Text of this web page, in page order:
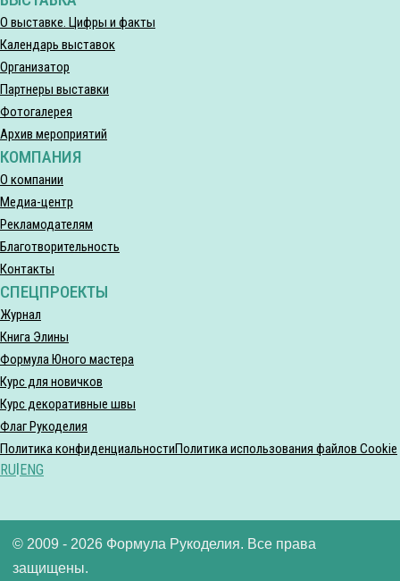
О выставке. Цифры и факты
Календарь выставок
Организатор
Партнеры выставки
Фотогалерея
Архив мероприятий
КОМПАНИЯ
О компании
Медиа-центр
Рекламодателям
Благотворительность
Контакты
СПЕЦПРОЕКТЫ
Журнал
Книга Элины
Формула Юного мастера
Курс для новичков
Курс декоративные швы
Флаг Рукоделия
Политика конфиденциальностиПолитика использования файлов Cookie
RU ENG
© 2009 - 2026 Формула Рукоделия. Все права
защищены.